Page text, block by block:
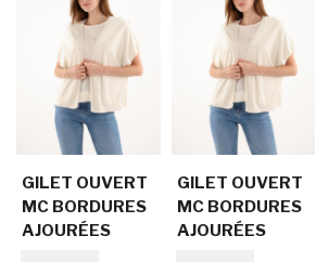
GILET OUVERT
MC BORDURES
AJOURÉES
GILET OUVERT
MC BORDURES
AJOURÉES